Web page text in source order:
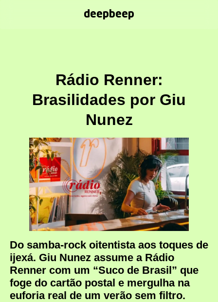
deepbeep
Rádio Renner:
Brasilidades por Giu
Nunez
Do samba-rock oitentista aos toques de
ijexá. Giu Nunez assume a Rádio
Renner com um “Suco de Brasil” que
foge do cartão postal e mergulha na
euforia real de um verão sem filtro.